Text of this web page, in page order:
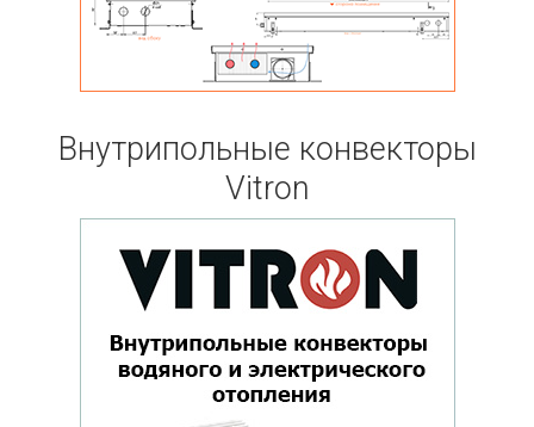
Внутрипольные конвекторы
Vitron